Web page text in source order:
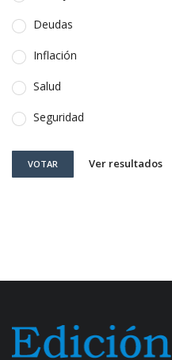
Deudas
Inflación
Salud
Seguridad
VOTAR Ver resultados